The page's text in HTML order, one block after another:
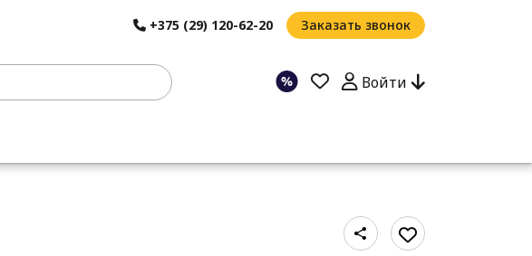
+375 (29) 120-62-20 Заказать звонок
Войти